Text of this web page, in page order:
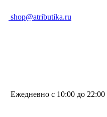
shop@atributika.ru
Ежедневно с 10:00 до 22:00